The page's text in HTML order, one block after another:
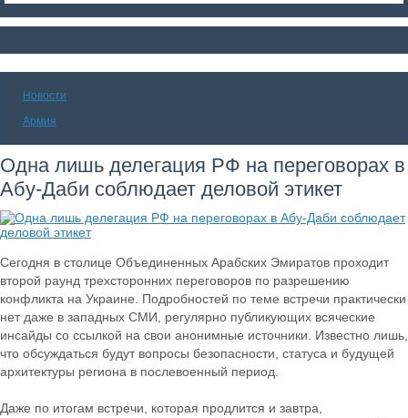
Новости
Армия
Одна лишь делегация РФ на переговорах в
Абу-Даби соблюдает деловой этикет
Сегодня в столице Объединенных Арабских Эмиратов проходит
второй раунд трехсторонних переговоров по разрешению
конфликта на Украине. Подробностей по теме встречи практически
нет даже в западных СМИ, регулярно публикующих всяческие
инсайды со ссылкой на свои анонимные источники. Известно лишь,
что обсуждаться будут вопросы безопасности, статуса и будущей
архитектуры региона в послевоенный период.
Даже по итогам встречи, которая продлится и завтра,